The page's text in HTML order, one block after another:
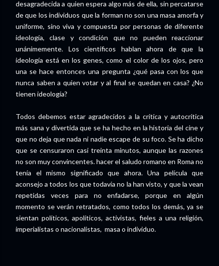
desagradecida a quien espera algo más de ella, sin percatarse
de que los individuos que la forman no son una masa amorfa y
uniforme, sino viva y compuesta por personas de diferente
ideología, clase y condición que no pueden reaccionar
unánimemente. Los científicos hablan ahora de que la
ideología está en los genes, como el color de los ojos, pero
una se hace entonces una pregunta ¿qué pasa con los que
nunca saben a quien votar y al final se quedan en casa? ¿No
tienen ideología?
Todos debemos estar agradecidos a la crítica y autocrítica
más sana y divertida que se ha hecho en la historia del cine y
que no deja que nada ni nadie escape de su foco. Se ha dicho
que se censuraron casi treinta minutos, aunque las razones
no son muy convincentes. hacer el saludo romano en Roma no
tenía el mismo significado que ahora. Una película que
aconsejo a todos los que todavía no la han visto, y que la vean
repetidas veces para no enfadarse, porque en algún
momento se verán retratados, como todos los demás, ya se
sientan políticos, apolíticos, activistas, fieles a una religión,
imperialistas o nacionalistas, masa o individuo.